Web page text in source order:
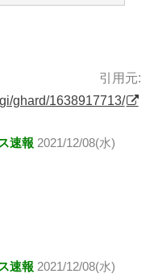
引用元:
ghard/1638917713/
速報 2021/12/08(水)
速報 2021/12/08(水)